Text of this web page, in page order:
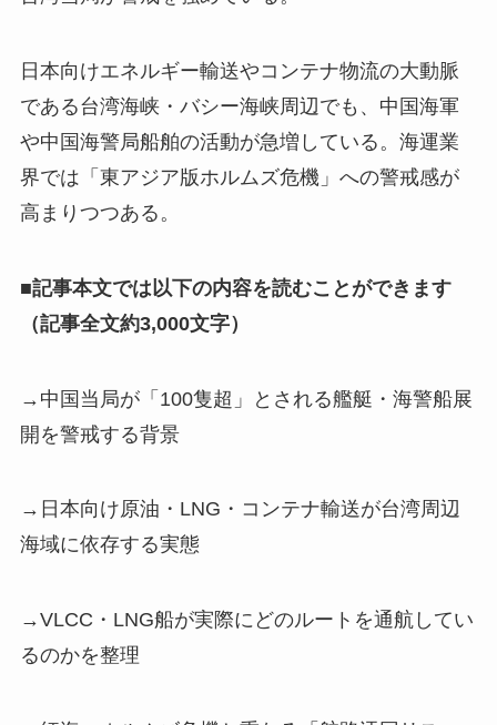
日本向けエネルギー輸送やコンテナ物流の大動脈
である台湾海峡・バシー海峡周辺でも、中国海軍
や中国海警局船舶の活動が急増している。海運業
界では「東アジア版ホルムズ危機」への警戒感が
高まりつつある。
■記事本文では以下の内容を読むことができます
（記事全文約3,000文字）
→中国当局が「100隻超」とされる艦艇・海警船展
開を警戒する背景
→日本向け原油・LNG・コンテナ輸送が台湾周辺
海域に依存する実態
→VLCC・LNG船が実際にどのルートを通航してい
るのかを整理